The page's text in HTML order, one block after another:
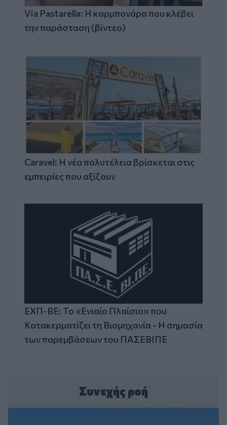
Via Pastarella: Η καρμπονάρα που κλέβει
την παράσταση (βίντεο)
Caravel: Η νέα πολυτέλεια βρίσκεται στις
εμπειρίες που αξίζουν
ΕΧΠ-ΒΕ: Το «Ενιαίο Πλαίσιο» που
Κατακερματίζει τη Βιομηχανία - Η σημασία
των παρεμβάσεων του ΠΑΣΕΒΙΠΕ
Συνεχής ροή